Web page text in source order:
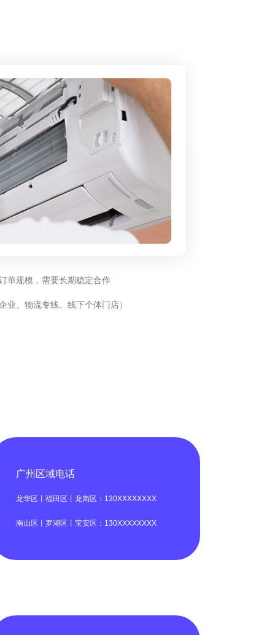
单规模，需要长期稳定合作
业、物流专线、线下个体门店）
广州区域电话
龙华区丨福田区丨龙岗区：130XXXXXXXX
南山区丨罗湖区丨宝安区：130XXXXXXXX